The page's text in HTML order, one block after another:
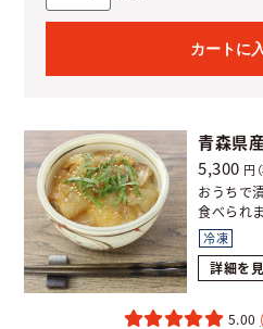
カートに
青森県
5,300 円
おうちで
食べられま
冷凍
詳細を
5.00